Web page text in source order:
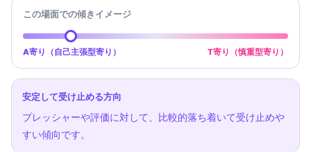
この場面での傾きイメージ
A寄り（自己主張型寄り） T寄り（慎重型寄り）
安定して受け止める方向
プレッシャーや評価に対して、比較的落ち着いて受け止めや
すい傾向です。